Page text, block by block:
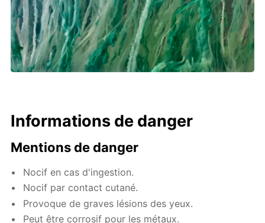
Informations de danger
Mentions de danger
Nocif en cas d'ingestion.
Nocif par contact cutané.
Provoque de graves lésions des yeux.
Peut être corrosif pour les métaux.